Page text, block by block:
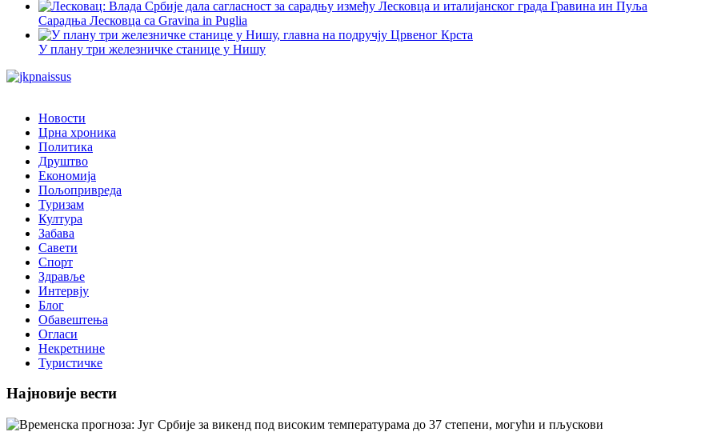
Сарадња Лесковца са Gravina in Puglia
У плану три железничке станице у Нишу
Новости
Црна хроника
Политика
Друштво
Економија
Пољопривреда
Туризам
Култура
Забава
Савети
Спорт
Здравље
Интервју
Блог
Обавештења
Огласи
Некретнине
Туристичке
Најновије вести